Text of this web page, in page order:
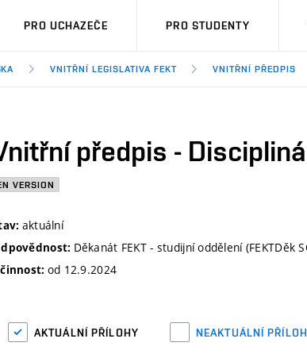
PRO UCHAZEČE PRO STUDENTY
VNITŘNÍ LEGISLATIVA FEKT VNITŘNÍ PŘEDPIS
předpis -
VERSION
aktuální
Děkanát FEKT - studijní oddělení (FEKTDěk
od 12.9.2024
AKTUÁLNÍ PŘÍLOHY NEAKTUÁLNÍ